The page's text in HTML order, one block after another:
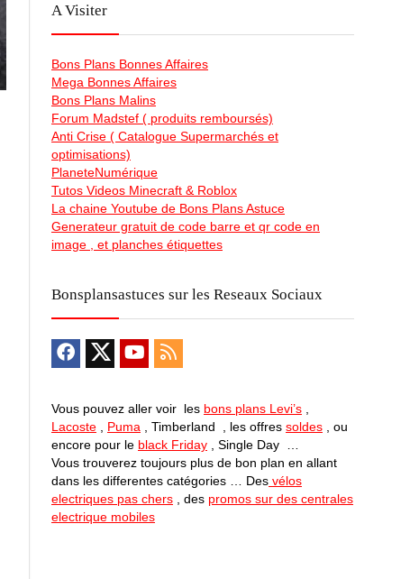
A Visiter
Bons Plans Bonnes Affaires
Mega Bonnes Affaires
Bons Plans Malins
Forum Madstef ( produits remboursés)
Anti Crise ( Catalogue Supermarchés et
optimisations)
PlaneteNumérique
Tutos Videos Minecraft & Roblox
La chaine Youtube de Bons Plans Astuce
Generateur gratuit de code barre et qr code en
image , et planches étiquettes
Bonsplansastuces sur les Reseaux Sociaux
Vous pouvez aller voir les bons plans Levi’s
Lacoste
Puma , Timberland , les offres soldes , ou
encore pour le black Friday , Single Day …
Vous trouverez toujours plus de bon plan en allant
dans les differentes catégories … Des vélos
electriques pas chers , des promos sur des centrales
electrique mobiles